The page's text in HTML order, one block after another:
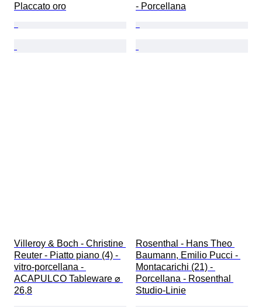
Placcato oro
- Porcellana
Villeroy & Boch - Christine
Reuter - Piatto piano (4) -
vitro-porcellana -
ACAPULCO Tableware ⌀
26,8
Rosenthal - Hans Theo
Baumann, Emilio Pucci -
Montacarichi (21) -
Porcellana - Rosenthal
Studio-Linie